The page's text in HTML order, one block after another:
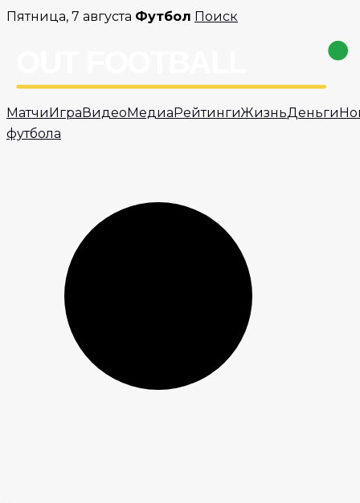
Перейти
Пятница, 7 августа Футбол Поиск
Матчи Игра Видео Медиа РейтингиЖизньДеньги
футбола